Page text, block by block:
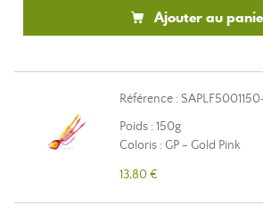
Ajouter au
Référence :
Poids : 150g
Coloris : GP - Gold Pink
13,80 €